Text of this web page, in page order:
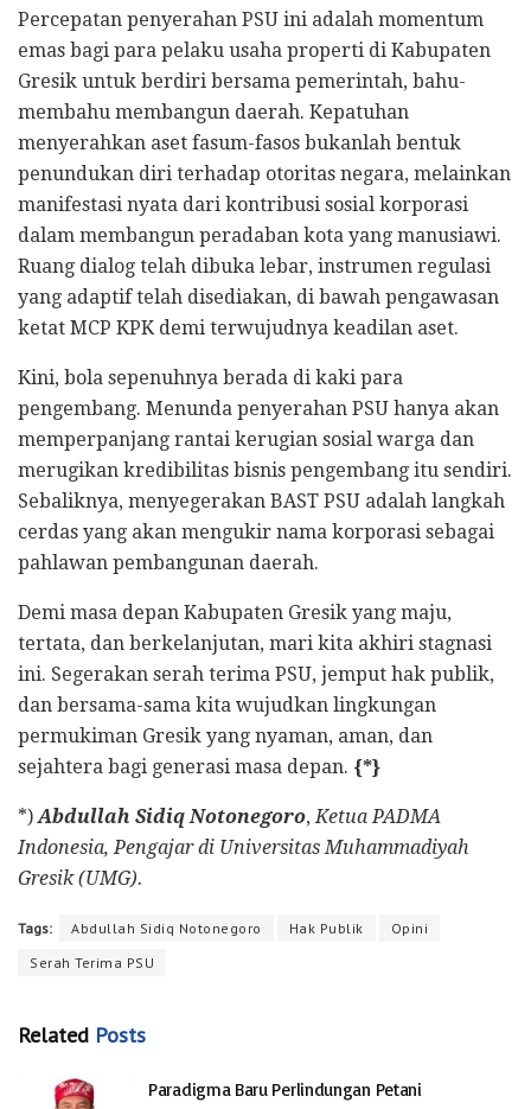
Percepatan penyerahan PSU ini adalah momentum
emas bagi para pelaku usaha properti di Kabupaten
Gresik untuk berdiri bersama pemerintah, bahu-
membahu membangun daerah. Kepatuhan
menyerahkan aset fasum-fasos bukanlah bentuk
penundukan diri terhadap otoritas negara, melainkan
manifestasi nyata dari kontribusi sosial korporasi
dalam membangun peradaban kota yang manusiawi.
Ruang dialog telah dibuka lebar, instrumen regulasi
yang adaptif telah disediakan, di bawah pengawasan
ketat MCP KPK demi terwujudnya keadilan aset.
Kini, bola sepenuhnya berada di kaki para
pengembang. Menunda penyerahan PSU hanya akan
memperpanjang rantai kerugian sosial warga dan
merugikan kredibilitas bisnis pengembang itu sendiri.
Sebaliknya, menyegerakan BAST PSU adalah langkah
cerdas yang akan mengukir nama korporasi sebagai
pahlawan pembangunan daerah.
Demi masa depan Kabupaten Gresik yang maju,
tertata, dan berkelanjutan, mari kita akhiri stagnasi
ini. Segerakan serah terima PSU, jemput hak publik,
dan bersama-sama kita wujudkan lingkungan
permukiman Gresik yang nyaman, aman, dan
sejahtera bagi generasi masa depan. {*}
*) Abdullah Sidiq Notonegoro, Ketua PADMA
Indonesia, Pengajar di Universitas Muhammadiyah
Gresik (UMG).
Tags: Abdullah Sidiq Notonegoro Hak Publik
Opini
Serah Terima PSU
Related Posts
Paradigma Baru Perlindungan Petani